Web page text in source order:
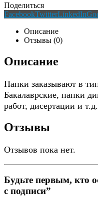
Поделиться
FacebookTwitterLinkedIn
Описание
Отзывы (0)
Описание
Папки заказывают в
Бакалаврские, папки
работ, дисертации и т.д.
Отзывы
Отзывов пока нет.
Будьте первым, кто
с подписи”